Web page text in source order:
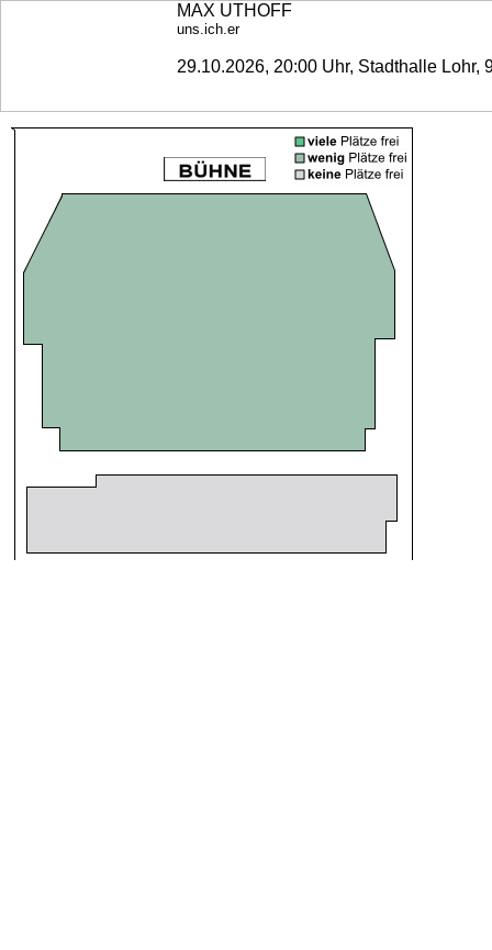
MAX UTHOFF
uns.ich.er
29.10.2026, 20:00 Uhr, Stadthalle Lohr,